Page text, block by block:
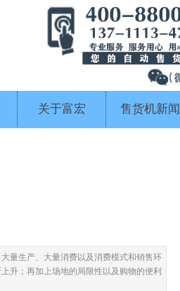
关于富宏 售货机新闻
量生产、大量消费以及消费模式和销售环
升；再加上场地的局限性以及购物的便利